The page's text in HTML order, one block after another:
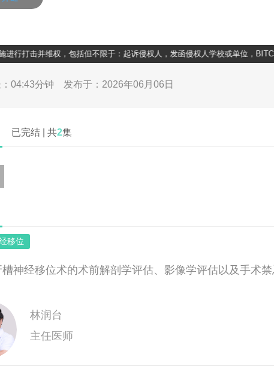
/ 04:43
并维权，包括但不限于：起诉侵权人，发函侵权人学校或单位，BITC全平
04:43分钟 发布于：2026年06月06日
已完结 | 共2集
移位
神经移位术的术前解剖学评估、影像学评估以及手术禁
林润台
主任医师